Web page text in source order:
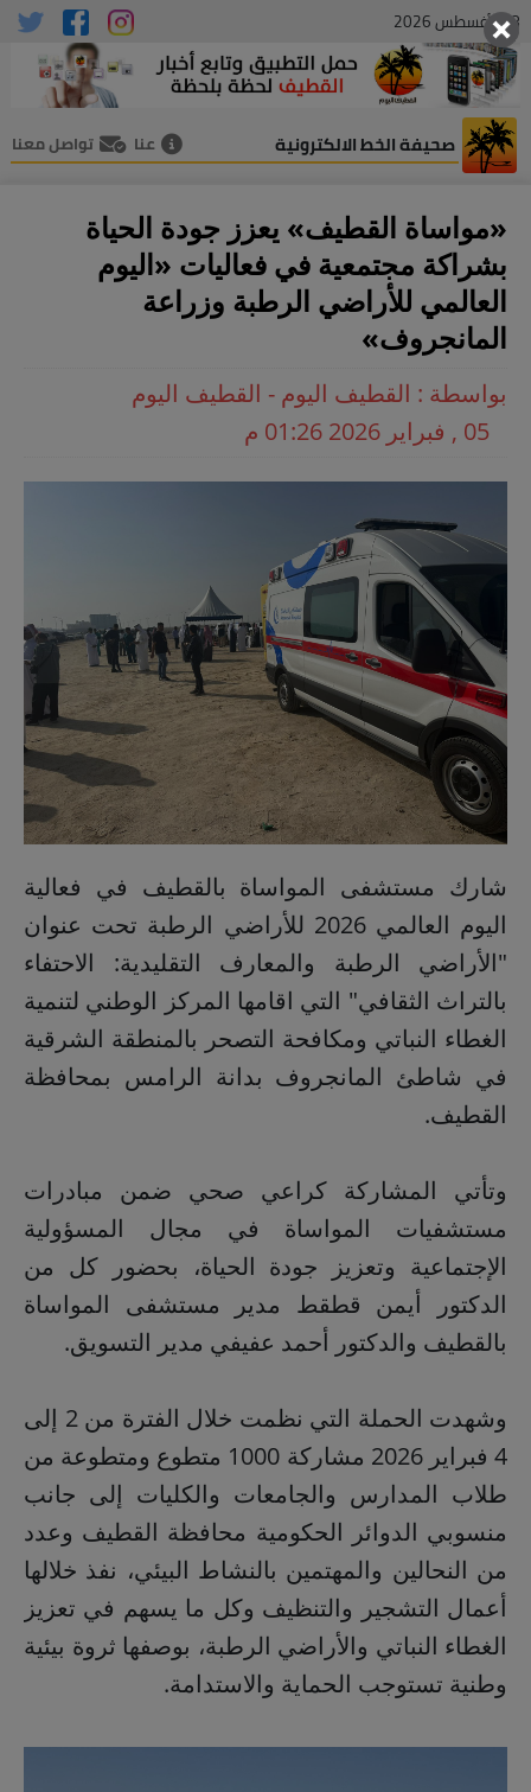
08 , أغسطس 2026
صحيفة الخط الالكترونية عنا تواصل معنا
«مواساة القطيف» يعزز جودة الحياة
بشراكة مجتمعية في فعاليات «اليوم
العالمي للأراضي الرطبة وزراعة
المانجروف»
بواسطة : القطيف اليوم - القطيف اليوم
05 , فبراير 2026 01:26 م
شارك مستشفى المواساة بالقطيف في فعالية
اليوم العالمي 2026 للأراضي الرطبة تحت عنوان
"الأراضي الرطبة والمعارف التقليدية: الاحتفاء
بالتراث الثقافي" التي اقامها المركز الوطني لتنمية
الغطاء النباتي ومكافحة التصحر بالمنطقة الشرقية
في شاطئ المانجروف بدانة الرامس بمحافظة
القطيف.
وتأتي المشاركة كراعي صحي ضمن مبادرات
مستشفيات المواساة في مجال المسؤولية
الإجتماعية وتعزيز جودة الحياة، بحضور كل من
الدكتور أيمن قطقط مدير مستشفى المواساة
بالقطيف والدكتور أحمد عفيفي مدير التسويق.
وشهدت الحملة التي نظمت خلال الفترة من 2 إلى
4 فبراير 2026 مشاركة 1000 متطوع ومتطوعة من
طلاب المدارس والجامعات والكليات إلى جانب
منسوبي الدوائر الحكومية محافظة القطيف وعدد
من النحالين والمهتمين بالنشاط البيئي، نفذ خلالها
أعمال التشجير والتنظيف وكل ما يسهم في تعزيز
الغطاء النباتي والأراضي الرطبة، بوصفها ثروة بيئية
وطنية تستوجب الحماية والاستدامة.